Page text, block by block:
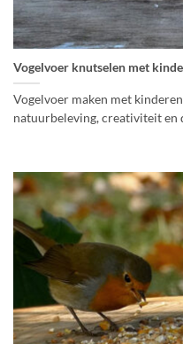
Vogelvoer knutselen met
Vogelvoer maken met
natuurbeleving, creativiteit en